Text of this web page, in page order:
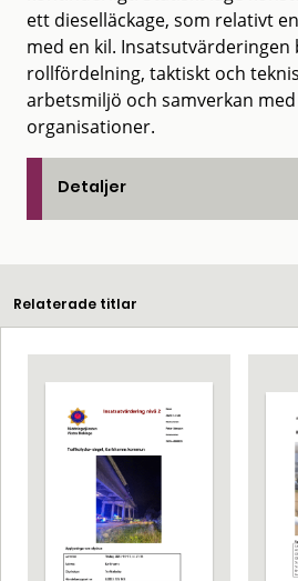
ett dieselläckage, som relativt
med en kil.
rollfördelning, taktiskt och
arbetsmiljö och samverkan
organisationer.
Detaljer
Relaterade titlar